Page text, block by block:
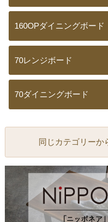
160OPダイニングボード
70レンジボード
70ダイニングボード
同じカテゴリーか